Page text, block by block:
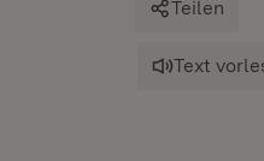
Teilen
Text